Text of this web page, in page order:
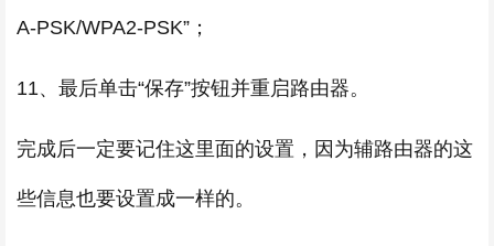
A-PSK/WPA2-PSK”；
11、最后单击“保存”按钮并重启路由器。
完成后一定要记住这里面的设置，因为辅路由器的这
些信息也要设置成一样的。